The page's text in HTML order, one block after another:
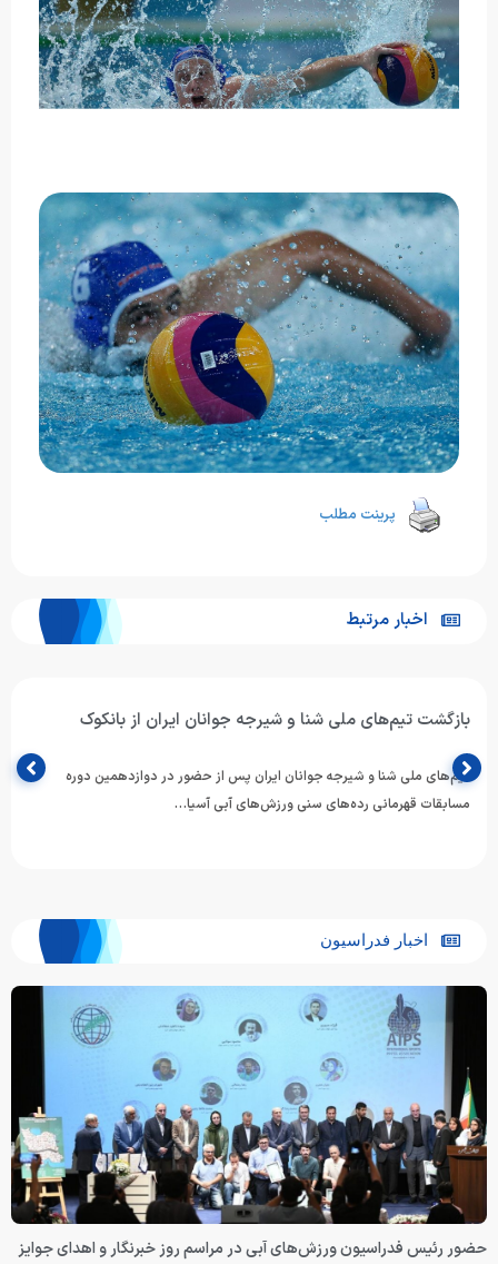
پرینت مطلب
اخبار مرتبط
بازگشت تیم‌های ملی شنا و شیرجه جوانان ایران از بانکوک
تیم‌های ملی شنا و شیرجه جوانان ایران پس از حضور در دوازدهمین دوره
مسابقات قهرمانی رده‌های سنی ورزش‌های آبی آسیا…
اخبار فدراسیون
حضور رئیس فدراسیون ورزش‌های آبی در مراسم روز خبرنگار و اهدای جوایز